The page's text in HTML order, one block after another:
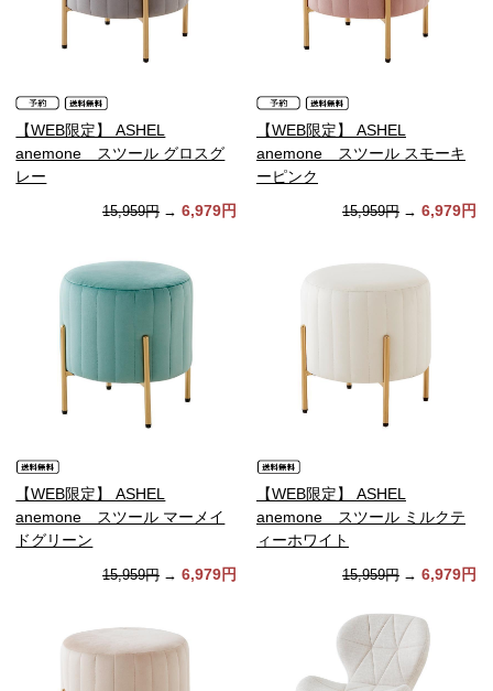
【WEB限定】 ASHEL
anemone スツール グロスグ
レー
15,959円 → 6,979円
【WEB限定】 ASHEL
anemone スツール スモーキ
ーピンク
15,959円 → 6,979円
【WEB限定】 ASHEL
anemone スツール マーメイ
ドグリーン
15,959円 → 6,979円
【WEB限定】 ASHEL
anemone スツール ミルクテ
ィーホワイト
15,959円 → 6,979円